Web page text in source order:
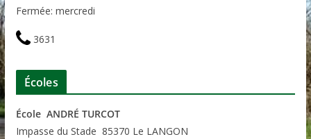
Fermée: mercredi
3631
Écoles
École ANDRÉ TURCOT
Impasse du Stade 85370 Le LANGON